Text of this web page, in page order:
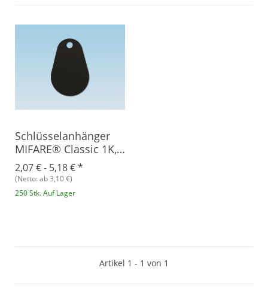
Schlüsselanhänger
MIFARE® Classic 1K,
Epoxy
2,07 € - 5,18 €*
(Netto: ab 3,10 €)
250 Stk. Auf Lager
Artikel 1 - 1 von 1